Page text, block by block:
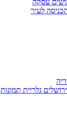
עסקה
לעיר
גלריית תמונות